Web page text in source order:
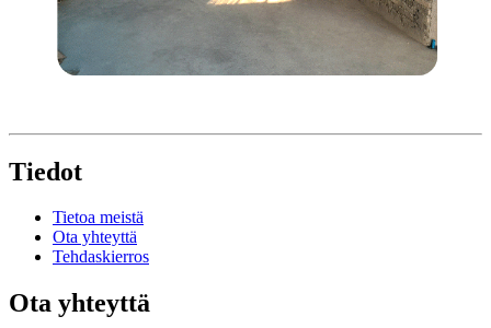
Tiedot
Tietoa meistä
Ota yhteyttä
Tehdaskierros
Ota yhteyttä